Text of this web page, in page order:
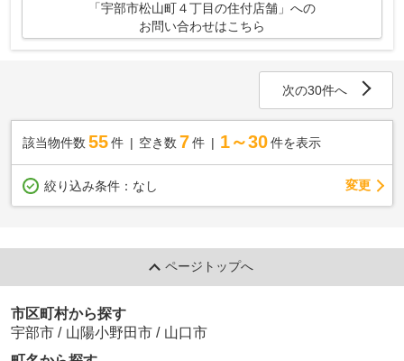
「宇部市松山町４丁目の住付店舗」への
お問い合わせはこちら
次の30件へ
該当物件数 55件 空き数 7 件 1～30 件を表示
絞り込み条件： なし 変更
ページトップへ
市区町村から探す
宇部市 / 山陽小野田市 / 山口市